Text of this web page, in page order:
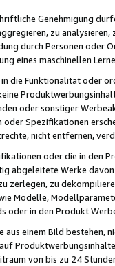
Genehmigung
zu
durch Personen
eines maschinellen
die Funktionalität oder
oder sonstiger
Spezifikationen
nicht entfernen,
oder die in
abgeleitete Werke
zerlegen, zu
Modelle,
oder in den Produkt
einem Bild bestehen,
von bis zu 24